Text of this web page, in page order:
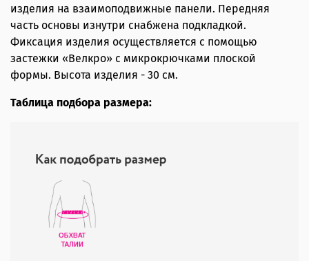
изделия на взаимоподвижные панели. Передняя
часть основы изнутри снабжена подкладкой.
Фиксация изделия осуществляется с помощью
застежки «Велкро» с микрокрючками плоской
формы. Высота изделия - 30 см.
Таблица подбора размера: